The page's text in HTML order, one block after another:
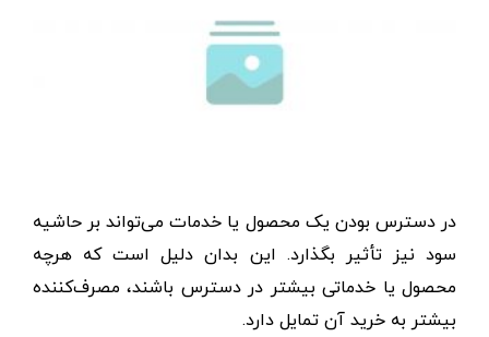
در ‌دسترس‌ بودن یک محصول یا خدمات می‌تواند بر حاشیه
سود نیز تأثیر بگذارد. این بدان دلیل است که هرچه
محصول یا خدماتی بیشتر در دسترس باشند، مصرف‌کننده
بیشتر به خرید آن تمایل دارد.